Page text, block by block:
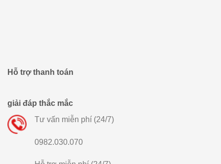
Hỗ trợ thanh toán
giải đáp thắc mắc
Tư vấn miễn phí (24/7)
0982.030.070